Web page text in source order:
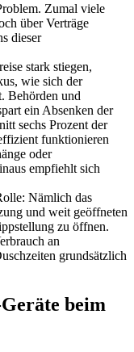
Zumal viele
über Verträge
dieser
stark stiegen,
wie sich der
Behörden und
ein Absenken der
sechs Prozent der
funktionieren
oder
empfiehlt sich
Nämlich das
und weit geöffneten
zu öffnen.
an
grundsätzlich
beim